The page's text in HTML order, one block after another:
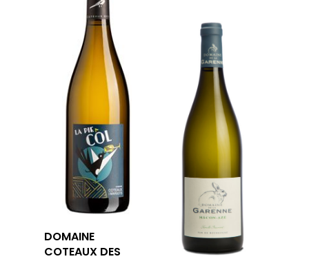
DOMAINE
COTEAUX DES